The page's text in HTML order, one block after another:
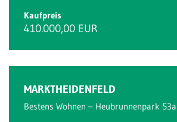
Kaufpreis
410.000,00 EUR
MARKTHEIDENFELD
Bestens Wohnen – Heubrunnenpark